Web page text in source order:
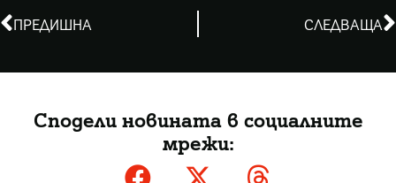
ПРЕДИШНА СЛЕДВАЩА
Сподели новината в социалните
мрежи: